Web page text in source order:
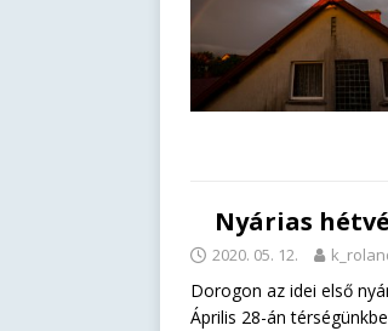
Nyárias
2020. 05. 12.
Dorogon az idei első
Április 28-án